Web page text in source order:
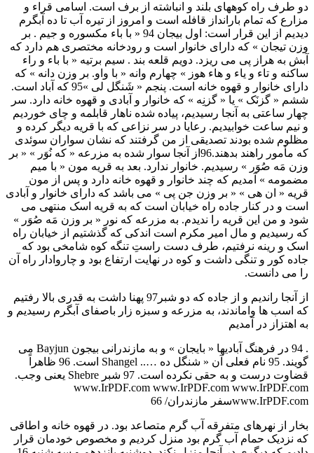
دو طرف راه کوههای بلند و انباشته از برف است. اسامی قراء و
مزارع که تمام بارانداز قافله است و امروز از تيره آب تا ده آبگرم
ديديم از اين قرار است: اول بيجان 94 « با باء مکسوره و جيم . بر
وزن تيجان » که دارای خانوار است و رودخانه مختصری هم دارد که
آبش به هراز پی می ريزد. دويم قلعه بند . سيم برتيه « با باء و راء
ساکنه و تاء و ياء و هاء هوز » چهارم وانه « با واو. بر وزن دانه » که
دارای خانوار و قهوه خانه است. پنجم « شَنگل لی »95 که آباد است.
ششم « گزنَک » يا « گزنِه » که خانوار و آبادی و قهوه خانه دارد. سر
چهار ساعتی به آنجا رسيديم، پياده شده ناهار قابلمه و چای خورديم
و نيم ساعت خوابيديم. رعايا در سر نزاعی که با قريه ديگر کرده و
مظلوم شده بودند تصديقی از من گرفتند که نشان سواران سوئدی
که مأمور راهند بدهند.96از آنجا سوار شده به مزرعه « که نُوَر » « بر
وزن مَه صُوَر » رسيديم. خانوار ندارد. بعد به قريه مون « با ميم
مضمومه » آمديم که چند خانوار و قهوه خانه دارد و پس از مون
قريه « ان هی » « بر وزن جن پی » می باشد که دارای خانوار و آبادی
است و در کنار جاده راه خيابان است که به قريه اسک منتهی می
شود و من اين قريه را نديدم. به مزرعه که نور « بر وزن مَه صُوَر »
که رسيديم و مال امير مکرم است اندکی که گذشتيم از خيابان راه
اسک و رينه نرفتيم، طرف دست راستِ تنگه کوه شامخی بود که
جاده کور و تنگی داشت و کوه در نهايت ارتفاع بود و چاروادار راه آن
را می دانست.
از آنجا رانديم و از جاده که دو شبر97 پهنا داشت به قدری بالا رفتيم
که اسب ها واماندند، به مزرعه و سبزه زار باصفای آبگرم رسيديم و
به اهتزاز در آمديم
. 94 در فرهنگ آباديها « بايجان » و به مازندرانی بيجون Bayjun می
گويند. 95 نام فعلی آن « شنگل ده ….. Shangel است. 96 ظاهراً
قضاوت درست و به حقی نکرده است. 97 شبر Shebre يعنی وجب.
www.IrPDF.com www.IrPDF.com www.IrPDF.com
www.IrPDF.comسفر مازندران/ 66
بخار از نهرهای متفرقه آب گرم متصاعد بود. در قهوه خانه و اطاقی
که نزديک حمام آب گرم بود منزل کرديم و مخصوص خودمان قرار